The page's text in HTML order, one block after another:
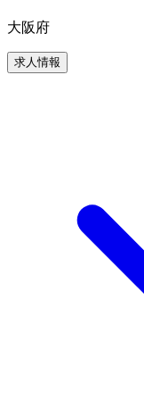
大阪府
求人情報